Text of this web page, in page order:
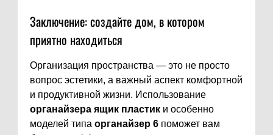
Заключение: создайте дом, в котором
приятно находиться
Организация пространства — это не просто
вопрос эстетики, а важный аспект комфортной
и продуктивной жизни. Использование
органайзера ящик пластик и особенно
моделей типа органайзер 6 поможет вам